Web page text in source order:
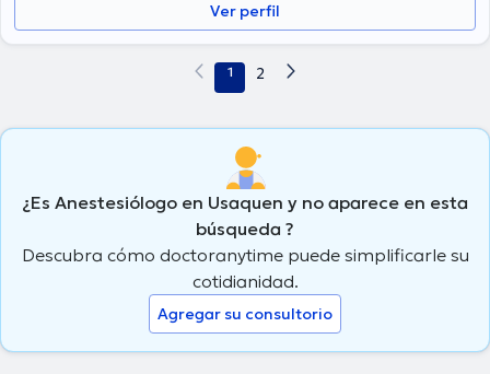
Ver perfil
1 2
¿Es Anestesiólogo en Usaquen y no aparece en esta
búsqueda ?
Descubra cómo doctoranytime puede simplificarle su
cotidianidad.
Agregar su consultorio